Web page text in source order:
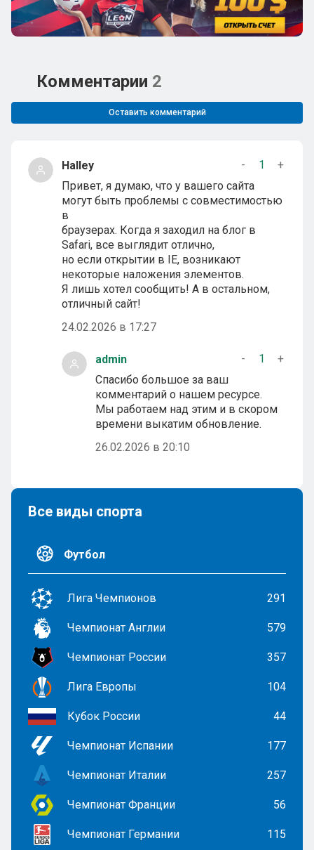
Комментарии 2
Оставить комментарий
Halley - 1
+
Привет, я думаю, что у вашего сайта
могут быть проблемы с совместимостью
в
браузерах. Когда я заходил на блог в
Safari, все выглядит отлично,
но если открытии в IE, возникают
некоторые наложения элементов.
Я лишь хотел сообщить! А в остальном,
отличный сайт!
24.02.2026 в 17:27
admin - 1
+
Спасибо большое за ваш
комментарий о нашем ресурсе.
Мы работаем над этим и в скором
времени выкатим обновление.
26.02.2026 в 20:10
Все виды спорта
Футбол
Лига Чемпионов 291
Чемпионат Англии 579
Чемпионат России 357
Лига Европы 104
Кубок России 44
Чемпионат Испании 177
Чемпионат Италии 257
Чемпионат Франции 56
Чемпионат Германии 115